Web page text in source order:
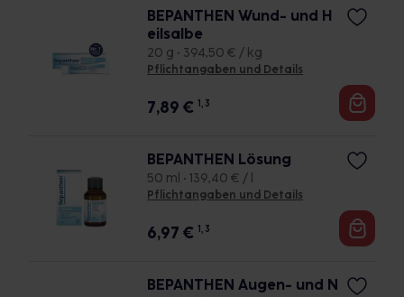
BEPANTHEN Wund- und H
eilsalbe
20 g • 394,50 € / kg
Pflichtangaben und Details
7,89€ 1, 3
BEPANTHEN Lösung
50 ml • 139,40 € / l
Pflichtangaben und Details
6,97€ 1, 3
BEPANTHEN Augen- und N